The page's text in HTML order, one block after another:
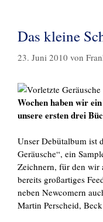
Das kleine
23. Juni 2010 von
Wochen haben wir
unsere ersten drei
Unser Debütalbum ist
Geräusche“, ein
Zeichnern, für den wir
bereits großartiges
neben Newcomern
Martin Perscheid,